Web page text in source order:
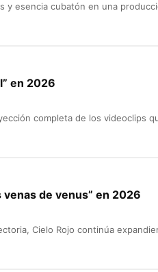
y esencia cubatón en una
en 2026
completa de los videoclips
venas de venus” en 2026
Cielo Rojo continúa